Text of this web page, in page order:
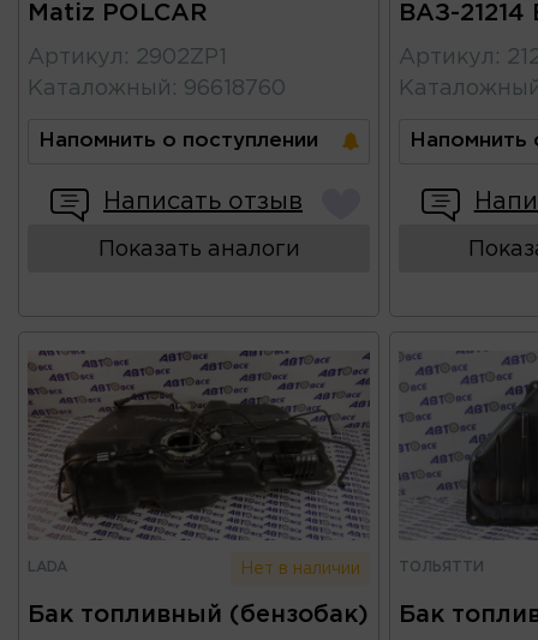
Matiz POLCAR
Артикул : 2902ZP1
Каталожный : 96618760
Напомнить о поступлении
Написать отзыв
Показать аналоги
ВАЗ-21214
Артикул :
Напомнить
LADA Нет в наличии
Бак топливный (бензобак)
ТОЛЬЯТТИ
Бак